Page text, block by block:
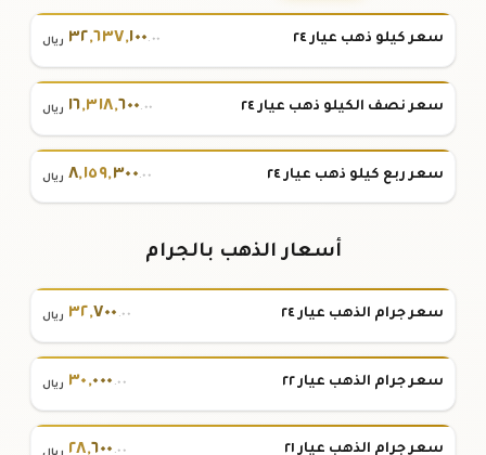
سعر كيلو ذهب عيار ٢٤ ٣٢ ,٦٣٧,١٠٠.٠٠ ريال
سعر نصف الكيلو ذهب عيار ٢٤ ١٦,٣١٨,٦٠٠.٠٠ ريال
سعر ربع كيلو ذهب عيار ٢٤ ٨,١٥٩,٣٠٠.٠٠ ريال
أسعار الذهب بالجرام
سعر جرام الذهب عيار ٢٤ ٣٢,٧٠٠ .٠٠ ريال
سعر جرام الذهب عيار ٢٢ ٣٠,٠٠٠ .٠٠ ريال
سعر جرام الذهب عيار ٢١ ٢٨,٦٠٠ .٠٠ ريال